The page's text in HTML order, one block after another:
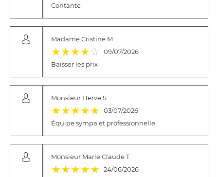
Contante
Madame Cristine M
(*)
★ (*)
★ (*)
★ (*)
★ ( )
☆
09/07/2026
Baisser les prix
Monsieur Herve S
(*)
★ (*)
★ (*)
★ (*)
★ (*)
★
03/07/2026
Équipe sympa et professionnelle
Monsieur Marie Claude T
(*)
★ (*)
★ (*)
★ (*)
★ (*)
★
24/06/2026